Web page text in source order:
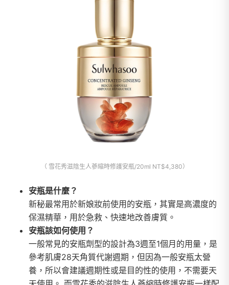
（ 雪花秀滋陰生人蔘縮時修護安瓶/20ml NT$4,380）
安瓶是什麼？
新秘最常用於新娘妝前使用的安瓶，其實是高濃度的
保濕精華，用於急救、快速地改善膚質。
安瓶該如何使用？
一般常見的安瓶劑型的設計為3週至1個月的用量，是
參考肌膚28天角質代謝週期，但因為一般安瓶太營
養，所以會建議週期性或是目的性的使用，不需要天